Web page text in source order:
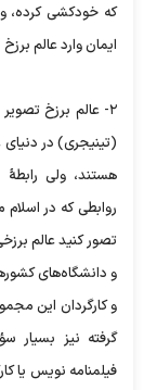
كه خودكشی كرده،
ایمان وارد عالم
۲- عالم برزخ
(تینیجری) در
روابطی كه در
تصور كنید عالم
و دانشگاه‌های
و كارگردان این
گرفته نیز بسیار
فیلمنامه نویس یا